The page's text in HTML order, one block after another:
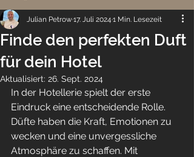
Finde den perfekten Duft
für dein Hotel
Julian Petrow17. Juli 2024 1 Min. Lesezeit
Aktualisiert: 26. Sept. 2024
In der Hotellerie spielt der erste
Eindruck eine entscheidende Rolle.
Düfte haben die Kraft, Emotionen zu
wecken und eine unvergessliche
Atmosphäre zu schaffen. Mit